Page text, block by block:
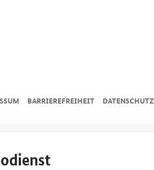
BARRIEREFREIHEIT DATENSCHUTZ